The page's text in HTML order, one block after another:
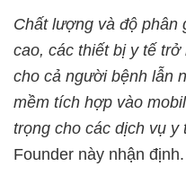
Chất lượng và độ phân
cao, các thiết bị y tế
cho cả người bệnh lẫn
mềm tích hợp vào
trọng cho các dịch vụ y
Founder này nhận định.